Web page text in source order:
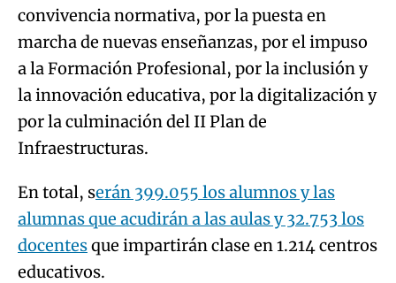
convivencia normativa, por la puesta en
marcha de nuevas enseñanzas, por el impuso
a la Formación Profesional, por la inclusión y
la innovación educativa, por la digitalización y
por la culminación del II Plan de
Infraestructuras.
En total, serán 399.055 los alumnos y las
alumnas que acudirán a las aulas y 32.753 los
docentesque impartirán clase en 1.214 centros
educativos.